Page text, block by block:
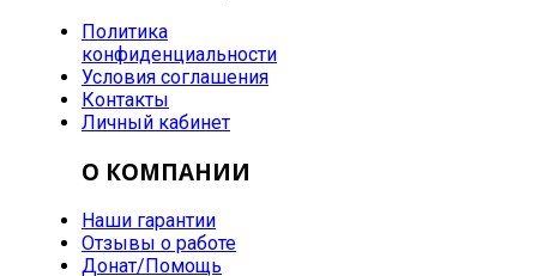
Политика
конфиденциальности
Условия соглашения
Контакты
Личный кабинет
О КОМПАНИИ
Наши гарантии
Отзывы о работе
Донат/Помощь